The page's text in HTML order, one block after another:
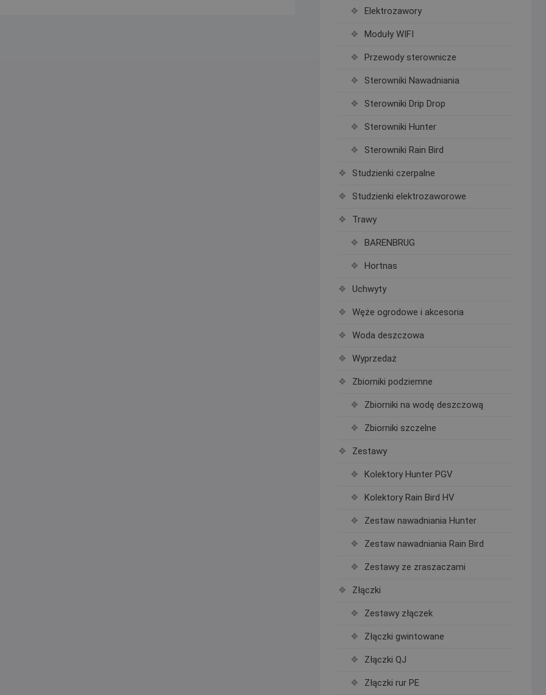
Elektrozawory
Moduły WIFI
Przewody sterownicze
Sterowniki Nawadniania
Sterowniki Drip Drop
Sterowniki Hunter
Sterowniki Rain Bird
Studzienki czerpalne
Studzienki elektrozaworowe
Trawy
BARENBRUG
Hortnas
Uchwyty
Węże ogrodowe i akcesoria
Woda deszczowa
Wyprzedaż
Zbiorniki podziemne
Zbiorniki na wodę deszczową
Zbiorniki szczelne
Zestawy
Kolektory Hunter PGV
Kolektory Rain Bird HV
Zestaw nawadniania Hunter
Zestaw nawadniania Rain Bird
Zestawy ze zraszaczami
Złączki
Zestawy złączek
Złączki gwintowane
Złączki QJ
Złączki rur PE